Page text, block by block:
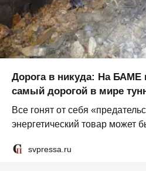
Дорога в никуда: На БАМЕ
самый дорогой в мире
Все гонят от себя
энергетический товар может
svpressa.ru